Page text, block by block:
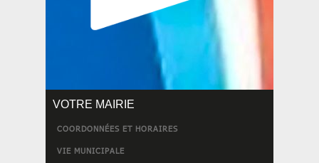
VOTRE MAIRIE
COORDONNÉES ET HORAIRES
VIE MUNICIPALE